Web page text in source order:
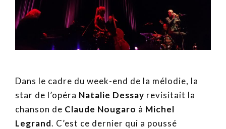
Dans le cadre du week-end de la mélodie, la
star de l’opéra Natalie Dessay revisitait la
chanson de Claude Nougaro à Michel
Legrand. C’est ce dernier qui a poussé